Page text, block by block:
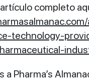
completo
technology-
a Pharma’s